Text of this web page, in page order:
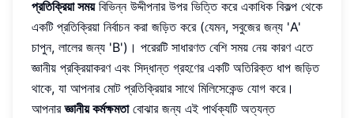
প্রতিক্রিয়া সময়বিভিন্ন উদ্দীপনার উপর ভিত্তি করে একাধিক বিকল্প থেকে
একটি প্রতিক্রিয়া নির্বাচন করা জড়িত করে (যেমন, সবুজের জন্য 'A'
চাপুন, লালের জন্য 'B')। পরেরটি সাধারণত বেশি সময় নেয় কারণ এতে
জ্ঞানীয় প্রক্রিয়াকরণ এবং সিদ্ধান্ত গ্রহণের একটি অতিরিক্ত ধাপ জড়িত
থাকে, যা আপনার মোট প্রতিক্রিয়ার সাথে মিলিসেকেন্ড যোগ করে।
আপনারজ্ঞানীয় কর্মক্ষমতাবোঝার জন্য এই পার্থক্যটি অত্যন্ত